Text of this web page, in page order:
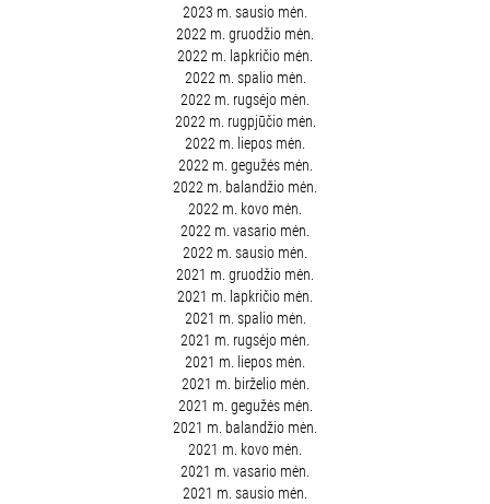
2023 m. sausio mėn.
2022 m. gruodžio mėn.
2022 m. lapkričio mėn.
2022 m. spalio mėn.
2022 m. rugsėjo mėn.
2022 m. rugpjūčio mėn.
2022 m. liepos mėn.
2022 m. gegužės mėn.
2022 m. balandžio mėn.
2022 m. kovo mėn.
2022 m. vasario mėn.
2022 m. sausio mėn.
2021 m. gruodžio mėn.
2021 m. lapkričio mėn.
2021 m. spalio mėn.
2021 m. rugsėjo mėn.
2021 m. liepos mėn.
2021 m. birželio mėn.
2021 m. gegužės mėn.
2021 m. balandžio mėn.
2021 m. kovo mėn.
2021 m. vasario mėn.
2021 m. sausio mėn.